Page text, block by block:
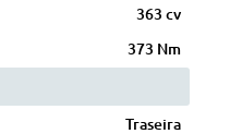
363 cv
373 Nm
Traseira